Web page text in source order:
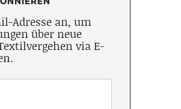
Adresse an, um
über neue
via E-